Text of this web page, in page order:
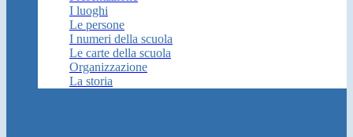
I luoghi
Le persone
I numeri della scuola
Le carte della scuola
Organizzazione
La storia